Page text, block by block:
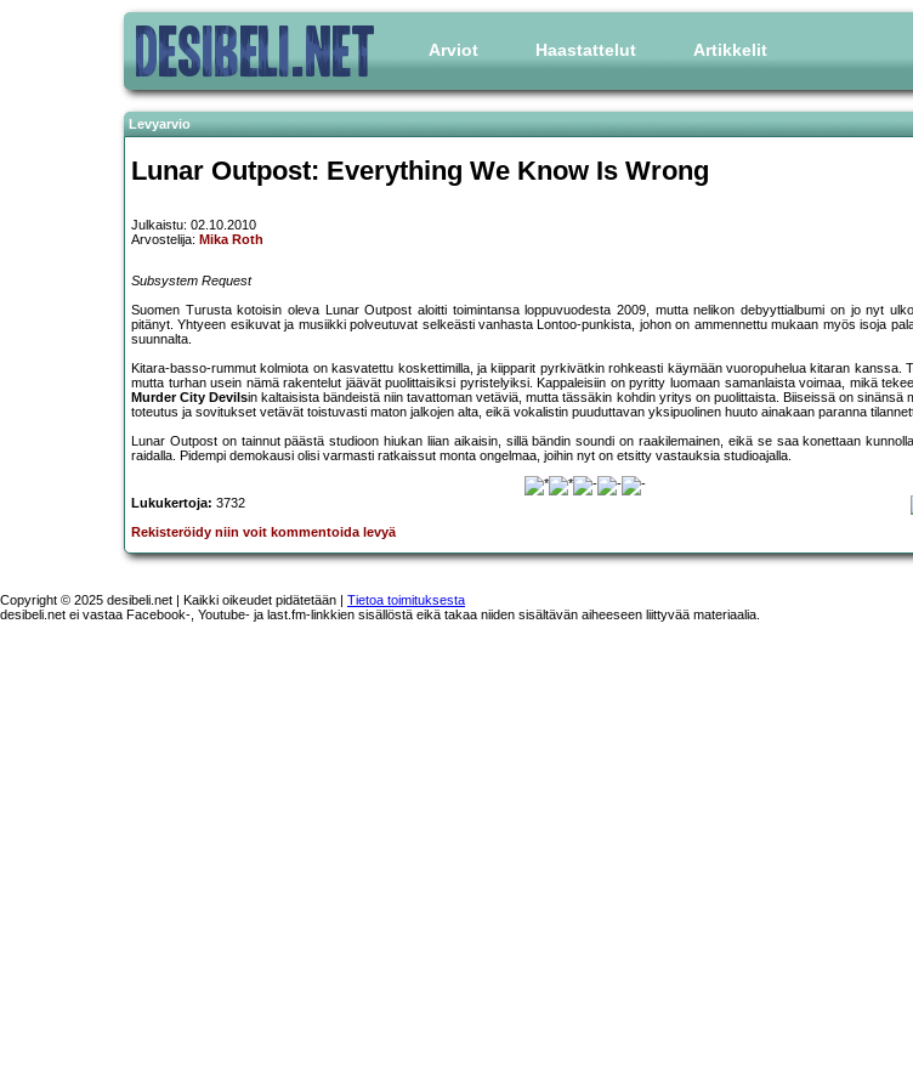
Arviot Haastattelut Artikkelit
Levyarvio
Lunar Outpost: Everything We Know Is Wrong
Julkaistu: 02.10.2010
Arvostelija: Mika Roth
Subsystem Request
Suomen Turusta kotoisin oleva Lunar Outpost aloitti toimintansa loppuvuodesta 2009, mutta nelikon debyyttialbumi on jo nyt
pitänyt. Yhtyeen esikuvat ja musiikki polveutuvat selkeästi vanhasta Lontoo-punkista, johon on ammennettu mukaan myös isoja
suunnalta.
Kitara-basso-rummut kolmiota on kasvatettu koskettimilla, ja kiipparit pyrkivätkin rohkeasti käymään vuoropuhelua kitaran kanssa.
mutta turhan usein nämä rakentelut jäävät puolittaisiksi pyristelyiksi. Kappaleisiin on pyritty luomaan samanlaista voimaa, mikä tekee
Murder City Devilsin kaltaisista bändeistä niin tavattoman vetäviä, mutta tässäkin kohdin yritys on puolittaista. Biiseissä on sinänsä
toteutus ja sovitukset vetävät toistuvasti maton jalkojen alta, eikä vokalistin puuduttavan yksipuolinen huuto ainakaan paranna
Lunar Outpost on tainnut päästä studioon hiukan liian aikaisin, sillä bändin soundi on raakilemainen, eikä se saa konettaan
raidalla. Pidempi demokausi olisi varmasti ratkaissut monta ongelmaa, joihin nyt on etsitty vastauksia studioajalla.
Lukukertoja: 3732
Rekisteröidy niin voit kommentoida levyä
Copyright © 2025 desibeli.net | Kaikki oikeudet pidätetään | Tietoa toimituksesta
desibeli.net ei vastaa Facebook-, Youtube- ja last.fm-linkkien sisällöstä eikä takaa niiden sisältävän aiheeseen liittyvää materiaalia.